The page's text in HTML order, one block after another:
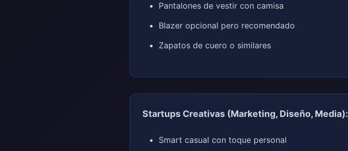
Pantalones de vestir con camisa
Blazer opcional pero recomendado
Zapatos de cuero o similares
Startups Creativas (Marketing, Diseño, Media):
Smart casual con toque personal